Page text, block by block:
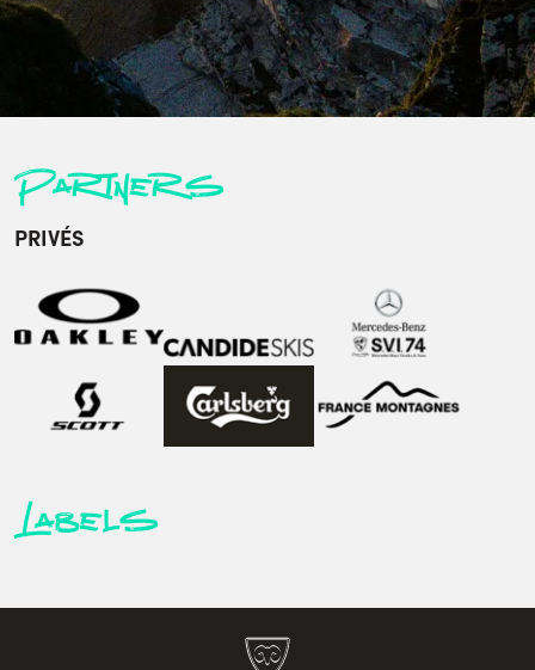
Partners
PRIVÉS
Labels